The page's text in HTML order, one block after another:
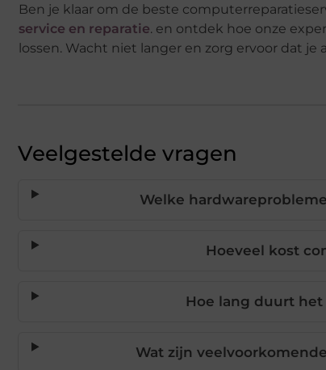
Ben je klaar om de beste
service en reparatie. en ontdek hoe onze
lossen. Wacht niet langer en zorg ervoor dat
Veelgestelde vragen
Welke
Hoeveel kost
Hoe lang duurt
Wat zijn